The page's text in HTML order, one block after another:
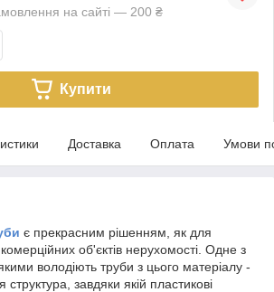
на сайті — 200 ₴
Купити
Доставка Оплата Умови
є прекрасним рішенням, як для
об'єктів нерухомості. Одне з
володіють труби з цього матеріалу -
структура, завдяки якій пластикові